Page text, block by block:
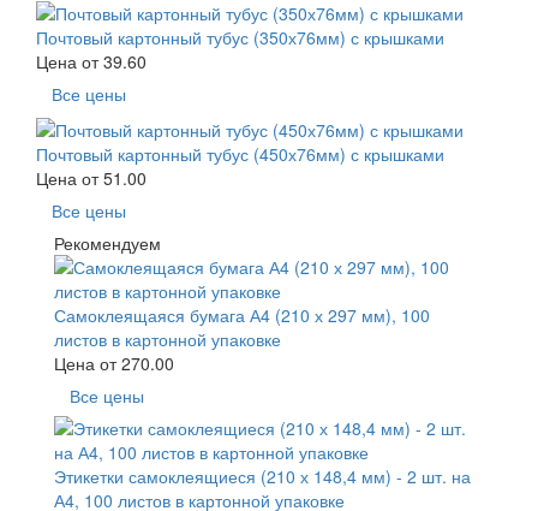
Почтовый картонный тубус (350х76мм) с крышками
Цена от39.60
Все цены
Почтовый картонный тубус (450х76мм) с крышками
Цена от51.00
Все цены
Рекомендуем
Самоклеящаяся бумага А4 (210 х 297 мм), 100
листов в картонной упаковке
Цена от270.00
Все цены
Этикетки самоклеящиеся (210 х 148,4 мм) - 2 шт. на
А4, 100 листов в картонной упаковке